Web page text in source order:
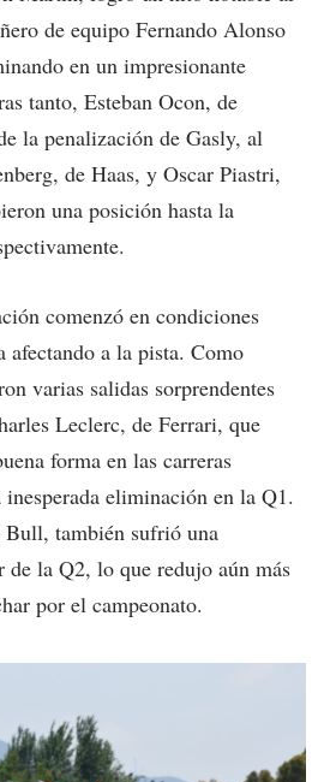
de equipo Fernando Alonso
en un impresionante
tanto, Esteban Ocon, de
la penalización de Gasly, al
de Haas, y Oscar Piastri,
una posición hasta la
comenzó en condiciones
a la pista. Como
varias salidas sorprendentes
Leclerc, de Ferrari, que
forma en las carreras
eliminación en la Q1.
Bull, también sufrió una
de la Q2, lo que redujo aún más
por el campeonato.